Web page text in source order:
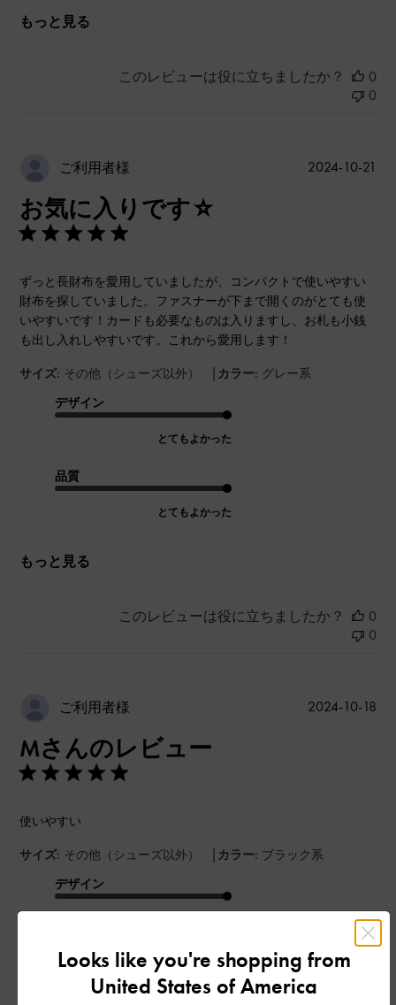
もっと見る
このレビューは役に立ちましたか？
0
0
ご利用者様
お気に入りです☆
ずっと長財布を愛用していましたが、コンパクトで使いやすい
財布を探していました。ファスナーが下まで開くのがとても使
いやすいです！カードも必要なものは入りますし、お札も小銭
も出し入れしやすいです。これから愛用します！
サイズ: その他（シューズ以外） | カラー: グレー系
デザイン
とてもよかった
品質
とてもよかった
もっと見る
2024-10-21
このレビューは役に立ちましたか？
0
0
ご利用者様
Mさんのレビュー
使いやすい
サイズ: その他（シューズ以外） | カラー: ブラック系
デザイン
品質
とてもよかった
公
2024-10-18
Looks like you're shopping from
United States of America